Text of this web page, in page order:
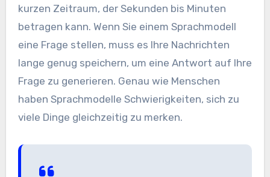
kurzen Zeitraum, der Sekunden bis Minuten
betragen kann. Wenn Sie einem Sprachmodell
eine Frage stellen, muss es Ihre Nachrichten
lange genug speichern, um eine Antwort auf Ihre
Frage zu generieren. Genau wie Menschen
haben Sprachmodelle Schwierigkeiten, sich zu
viele Dinge gleichzeitig zu merken.